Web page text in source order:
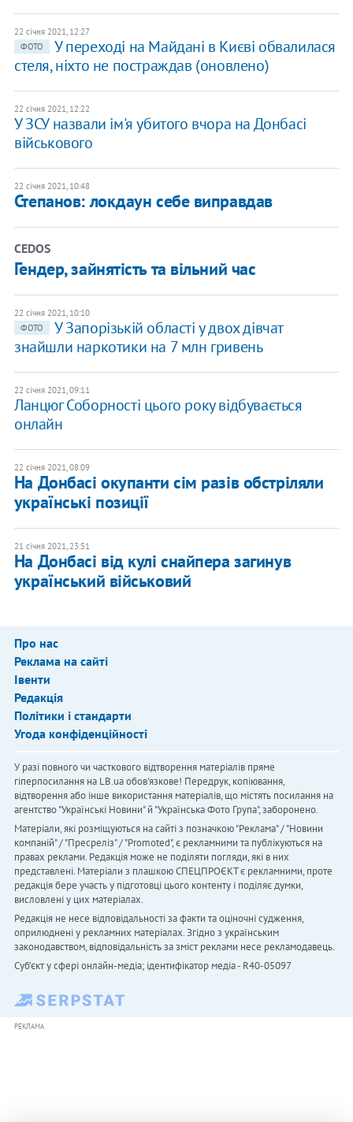
22 січня 2021, 12:27
ФОТО
У переході на Майдані в Києві обвалилася
стеля, ніхто не постраждав (оновлено)
22 січня 2021, 12:22
У ЗСУ назвали ім'я убитого вчора на Донбасі
військового
22 січня 2021, 10:48
Степанов: локдаун себе виправдав
CEDOS
Гендер, зайнятість та вільний час
22 січня 2021, 10:10
ФОТО
У Запорізькій області у двох дівчат
знайшли наркотики на 7 млн гривень
22 січня 2021, 09:11
Ланцюг Соборності цього року відбувається
онлайн
22 січня 2021, 08:09
На Донбасі окупанти сім разів обстріляли
українські позиції
21 січня 2021, 23:51
На Донбасі від кулі снайпера загинув
український військовий
Про нас
Реклама на сайті
Івенти
Редакція
Політики і стандарти
Угода конфіденційності
У разі повного чи часткового відтворення матеріалів пряме
гіперпосилання на LB.ua обов'язкове! Передрук, копіювання,
відтворення або інше використання матеріалів, що містять посилання на
агентство "Українськi Новини" й "Українська Фото Група", заборонено.
Матеріали, які розміщуються на сайті з позначкою "Реклама" / "Новини
компаній" / "Пресреліз" / "Promoted", є рекламними та публікуються на
правах реклами. Редакція може не поділяти погляди, які в них
представлені. Матеріали з плашкою СПЕЦПРОЄКТ є рекламними, проте
редакція бере участь у підготовці цього контенту і поділяє думки,
висловлені у цих матеріалах.
Редакція не несе відповідальності за факти та оціночні судження,
оприлюднені у рекламних матеріалах. Згідно з українським
законодавством, відповідальність за зміст реклами несе рекламодавець.
Cуб'єкт у сфері онлайн-медіа; ідентифікатор медіа - R40-05097
РЕКЛАМА